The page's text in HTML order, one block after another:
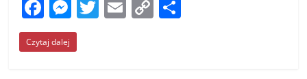
F
a
c
M
e
ss
T E C
Czytaj dalej